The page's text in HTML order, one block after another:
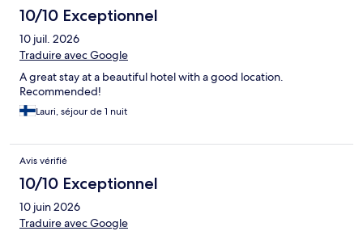
10/10 Exceptionnel
10 juil. 2026
Traduire avec Google
A great stay at a beautiful hotel with a good location.
Recommended!
Lauri, séjour de 1 nuit
Avis vérifié
10/10 Exceptionnel
10 juin 2026
Traduire avec Google